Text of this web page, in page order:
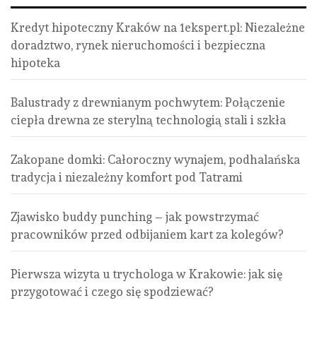
Kredyt hipoteczny Kraków na 1ekspert.pl: Niezależne
doradztwo, rynek nieruchomości i bezpieczna
hipoteka
Balustrady z drewnianym pochwytem: Połączenie
ciepła drewna ze sterylną technologią stali i szkła
Zakopane domki: Całoroczny wynajem, podhalańska
tradycja i niezależny komfort pod Tatrami
Zjawisko buddy punching – jak powstrzymać
pracowników przed odbijaniem kart za kolegów?
Pierwsza wizyta u trychologa w Krakowie: jak się
przygotować i czego się spodziewać?